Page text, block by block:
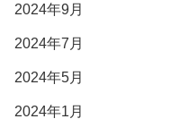
2024年9月
2024年7月
2024年5月
2024年1月